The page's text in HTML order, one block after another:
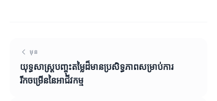
មុន
យុទ្ធសាស្ត្របញ្ចុះតម្លៃដ៏មានប្រសិទ្ធភាពសម្រាប់ការ
រីកចម្រើននៃអាជីវកម្ម